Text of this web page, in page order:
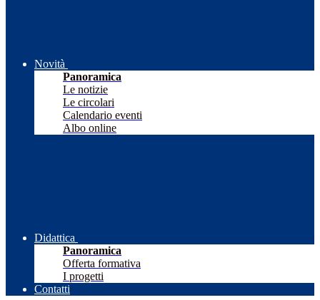
Novità
Panoramica
Le notizie
Le circolari
Calendario eventi
Albo online
Didattica
Panoramica
Offerta formativa
I progetti
Contatti